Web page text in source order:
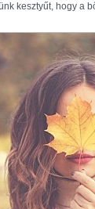
kesztyűt, hogy a